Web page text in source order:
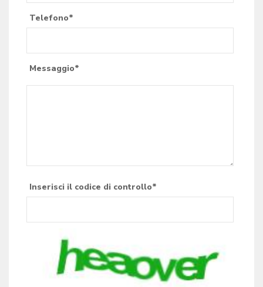
Telefono*
Messaggio*
Inserisci il codice di controllo*